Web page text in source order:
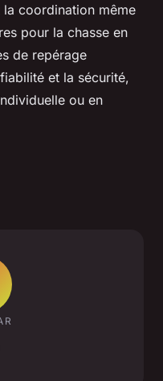
coordination même
pour la chasse en
de repérage
et la sécurité,
ou en